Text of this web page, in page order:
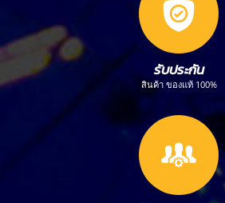
รับประกัน
สินค้า ของแท้ 100%